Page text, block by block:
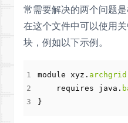
常需要解决的两个问题
在这个文件中可以使用
块，例如以下示例。
module xyz . archgrid
requires
java .
}